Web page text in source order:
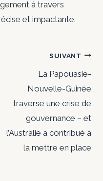
à travers
et impactante.
SUIVANT
La Papouasie-
Nouvelle-Guinée
traverse une crise de
gouvernance – et
l’Australie a contribué à
la mettre en place